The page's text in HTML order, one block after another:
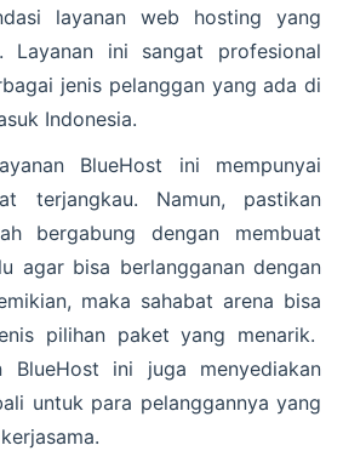
layanan web hosting yang
Layanan ini sangat profesional
jenis pelanggan yang ada di
Indonesia.
BlueHost ini mempunyai
terjangkau. Namun, pastikan
bergabung dengan membuat
agar bisa berlangganan dengan
maka sahabat arena bisa
pilihan paket yang menarik.
BlueHost ini juga menyediakan
untuk para pelanggannya yang